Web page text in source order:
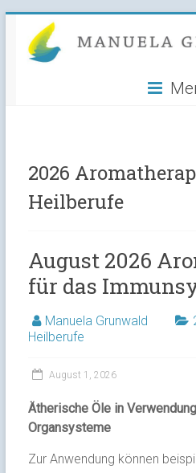
content
Manuela
Grunwald
2026
Heilberufe
August 2026
für das
Manuela Grunwald
Heilberufe
August 1, 2026
Ätherische Öle in
Organsysteme
Zur Anwendung können